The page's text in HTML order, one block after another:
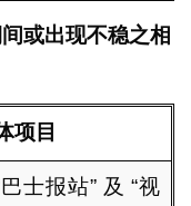
或出现不稳之相
项目
士报站” 及 “视